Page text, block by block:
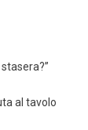
al tavolo